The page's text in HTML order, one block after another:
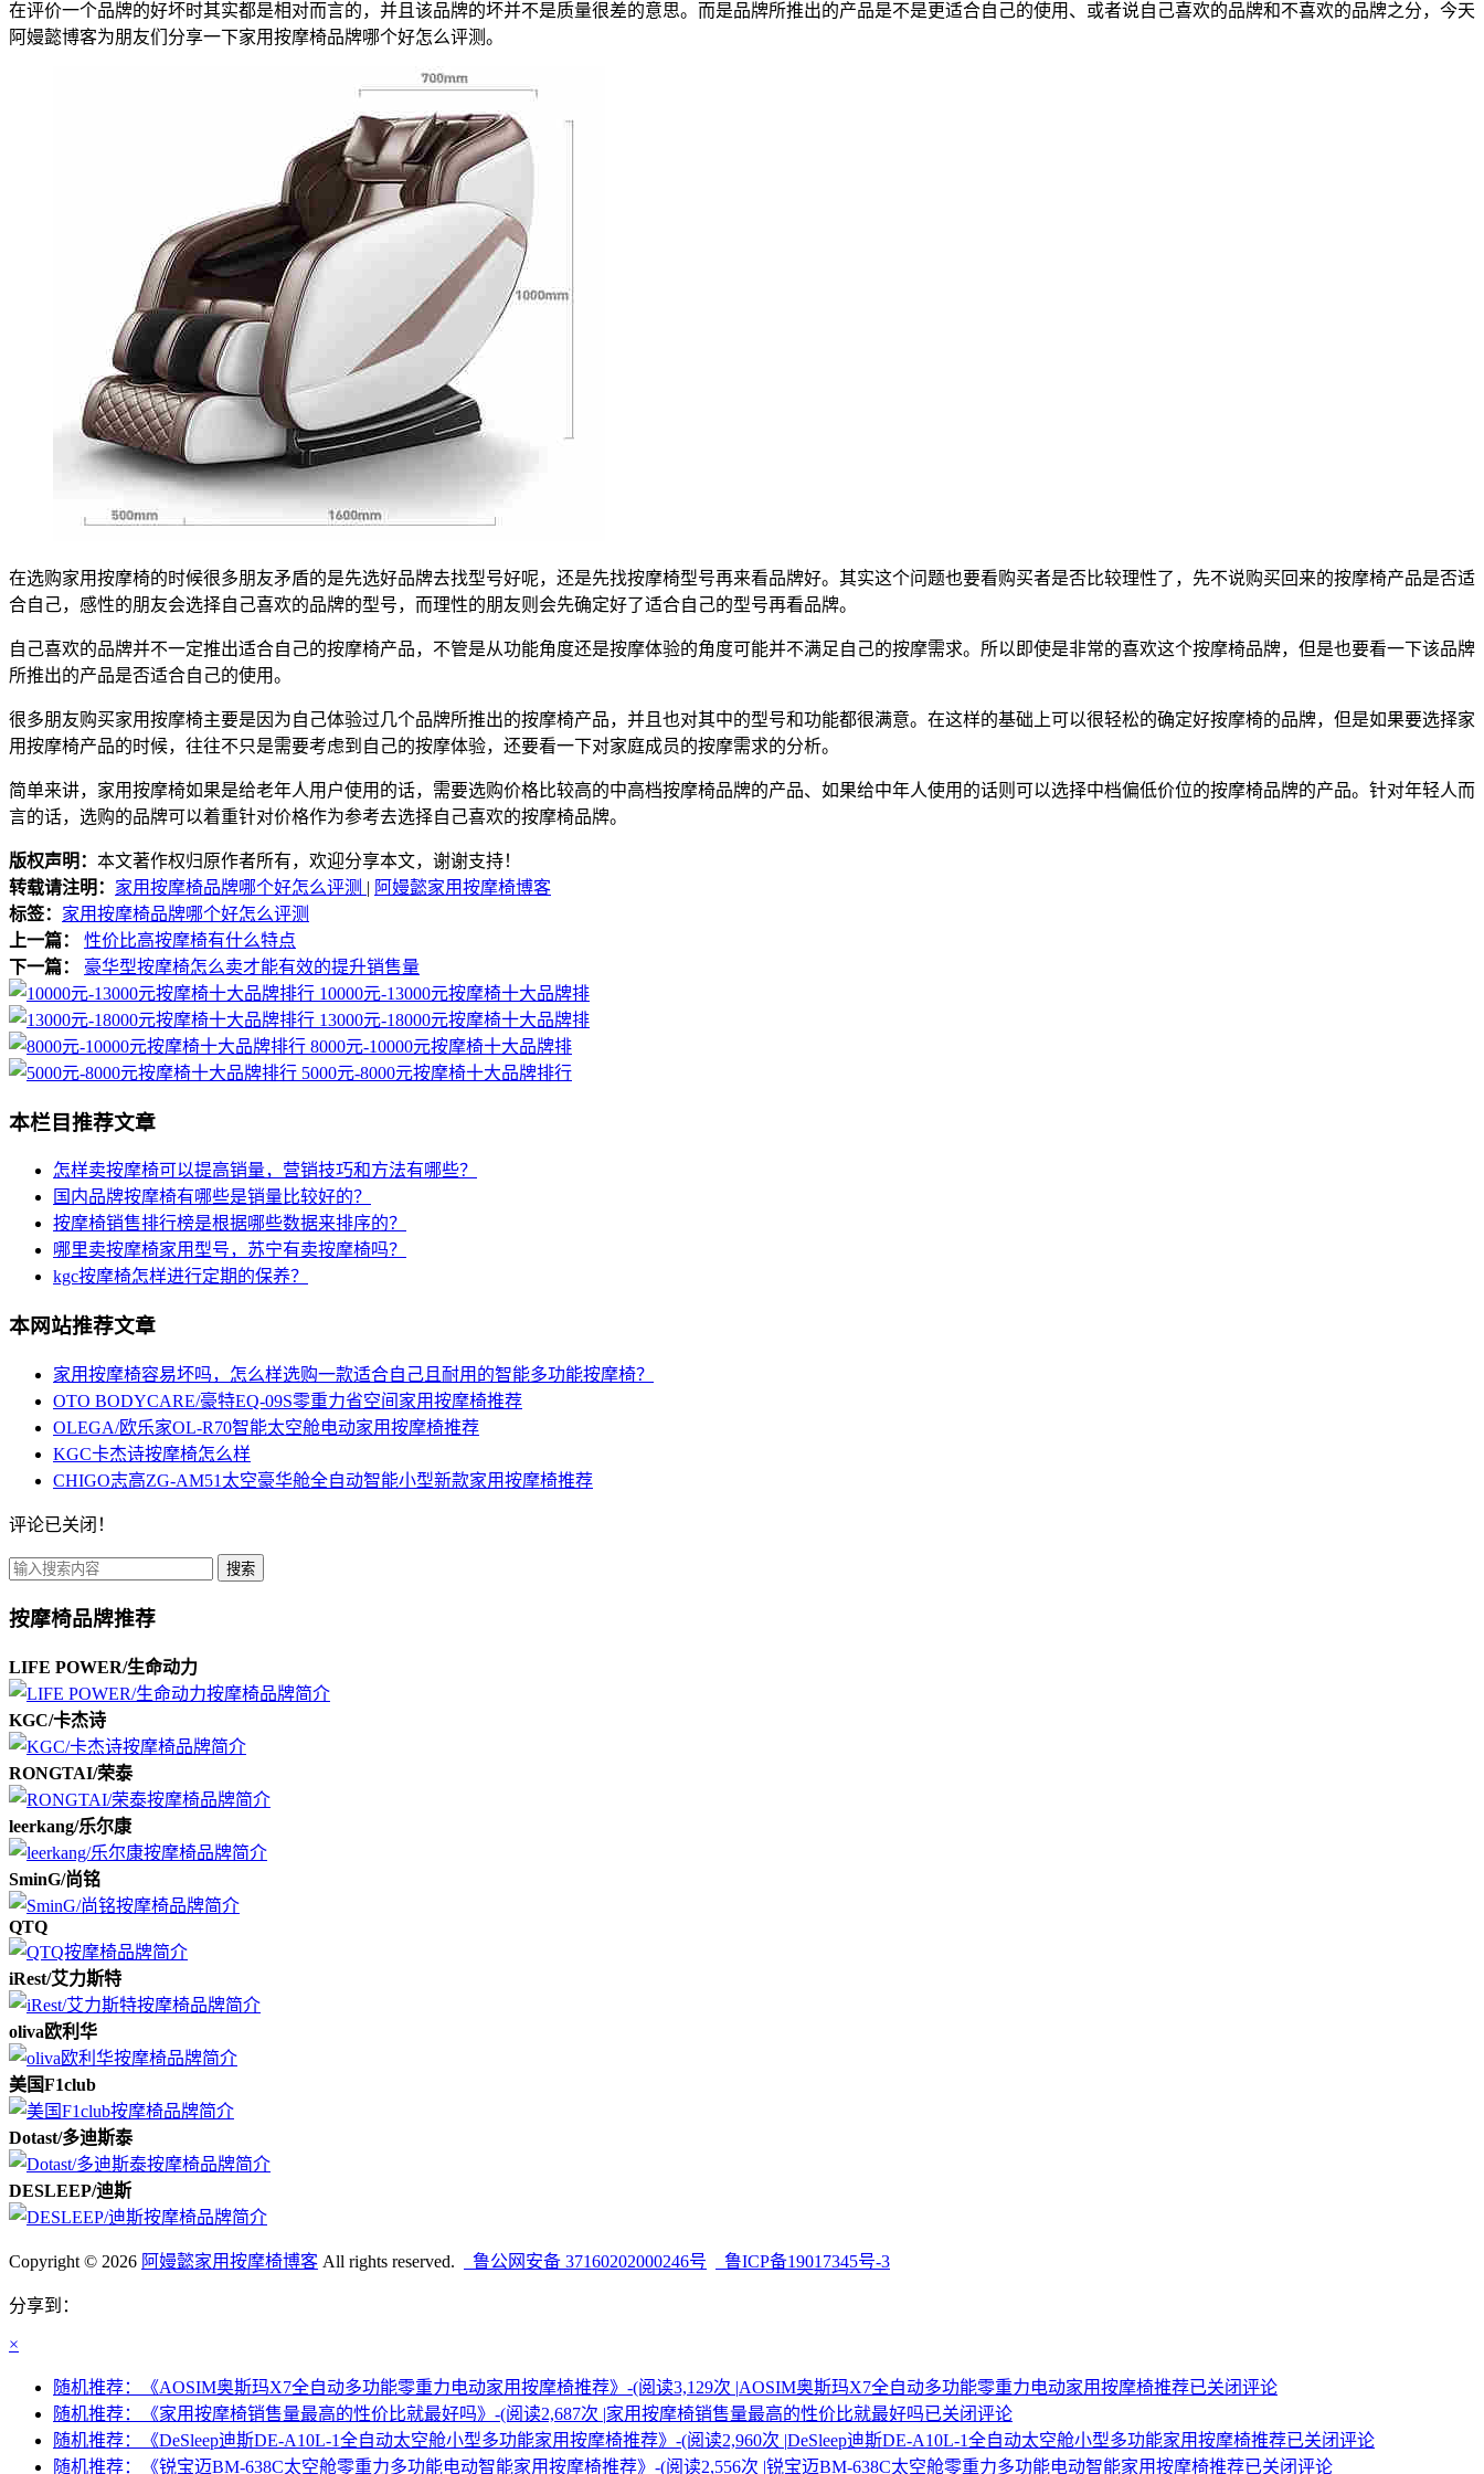
在评价一个品牌的好坏时其实都是相对而言的，并且该品牌的坏并不是质量很差的意思。而是品牌所推出的产品是不是更适合自己的使用、或者说自己喜欢的品牌和不喜欢的品牌之分，今天
阿嫚懿博客为朋友们分享一下家用按摩椅品牌哪个好怎么评测。
在选购家用按摩椅的时候很多朋友矛盾的是先选好品牌去找型号好呢，还是先找按摩椅型号再来看品牌好。其实这个问题也要看购买者是否比较理性了，先不说购买回来的按摩椅产品是否适
合自己，感性的朋友会选择自己喜欢的品牌的型号，而理性的朋友则会先确定好了适合自己的型号再看品牌。
自己喜欢的品牌并不一定推出适合自己的按摩椅产品，不管是从功能角度还是按摩体验的角度可能并不满足自己的按摩需求。所以即使是非常的喜欢这个按摩椅品牌，但是也要看一下该品牌
所推出的产品是否适合自己的使用。
很多朋友购买家用按摩椅主要是因为自己体验过几个品牌所推出的按摩椅产品，并且也对其中的型号和功能都很满意。在这样的基础上可以很轻松的确定好按摩椅的品牌，但是如果要选择家
用按摩椅产品的时候，往往不只是需要考虑到自己的按摩体验，还要看一下对家庭成员的按摩需求的分析。
简单来讲，家用按摩椅如果是给老年人用户使用的话，需要选购价格比较高的中高档按摩椅品牌的产品、如果给中年人使用的话则可以选择中档偏低价位的按摩椅品牌的产品。针对年轻人而
言的话，选购的品牌可以着重针对价格作为参考去选择自己喜欢的按摩椅品牌。
版权声明： 本文著作权归原作者所有，欢迎分享本文，谢谢支持！
转载请注明： 家用按摩椅品牌哪个好怎么评测 | 阿嫚懿家用按摩椅博客
标签： 家用按摩椅品牌哪个好怎么评测
上一篇：
性价比高按摩椅有什么特点
下一篇：
豪华型按摩椅怎么卖才能有效的提升销售量
10000元-13000元按摩椅十大品牌排
13000元-18000元按摩椅十大品牌排
8000元-10000元按摩椅十大品牌排
5000元-8000元按摩椅十大品牌排行
本栏目推荐文章
怎样卖按摩椅可以提高销量，营销技巧和方法有哪些？
国内品牌按摩椅有哪些是销量比较好的？
按摩椅销售排行榜是根据哪些数据来排序的？
哪里卖按摩椅家用型号，苏宁有卖按摩椅吗？
kgc按摩椅怎样进行定期的保养？
本网站推荐文章
家用按摩椅容易坏吗，怎么样选购一款适合自己且耐用的智能多功能按摩椅？
OTO BODYCARE/豪特EQ-09S零重力省空间家用按摩椅推荐
OLEGA/欧乐家OL-R70智能太空舱电动家用按摩椅推荐
KGC卡杰诗按摩椅怎么样
CHIGO志高ZG-AM51太空豪华舱全自动智能小型新款家用按摩椅推荐
评论已关闭！
搜索
按摩椅品牌推荐
LIFE POWER/生命动力
KGC/卡杰诗
RONGTAI/荣泰
leerkang/乐尔康
SminG/尚铭
QTQ
iRest/艾力斯特
oliva欧利华
美国F1club
Dotast/多迪斯泰
DESLEEP/迪斯
Copyright © 2026 阿嫚懿家用按摩椅博客 All rights reserved. 鲁公网安备 37160202000246号 鲁ICP备19017345号-3
分享到：
×
随机推荐：《AOSIM奥斯玛X7全自动多功能零重力电动家用按摩椅推荐》-(阅读3,129次 |AOSIM奥斯玛X7全自动多功能零重力电动家用按摩椅推荐已关闭评论
随机推荐：《家用按摩椅销售量最高的性价比就最好吗》-(阅读2,687次 |家用按摩椅销售量最高的性价比就最好吗已关闭评论
随机推荐：《DeSleep迪斯DE-A10L-1全自动太空舱小型多功能家用按摩椅推荐》-(阅读2,960次 |DeSleep迪斯DE-A10L-1全自动太空舱小型多功能家用按摩椅推荐已关闭评论
随机推荐：《锐宝迈BM-638C太空舱零重力多功能电动智能家用按摩椅推荐》-(阅读2,556次 |锐宝迈BM-638C太空舱零重力多功能电动智能家用按摩椅推荐已关闭评论